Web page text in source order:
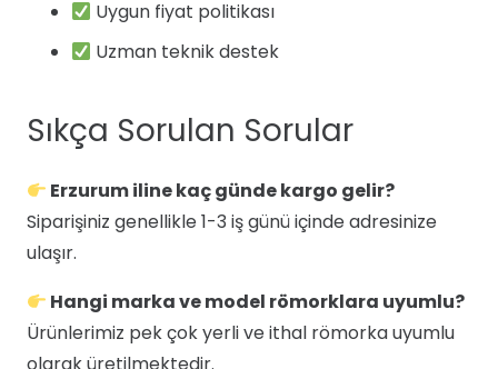
Uygun fiyat politikası
Uzman teknik destek
Sıkça Sorulan Sorular
Erzurum iline kaç günde kargo gelir?
Siparişiniz genellikle 1-3 iş günü içinde adresinize
ulaşır.
Hangi marka ve model römorklara uyumlu?
Ürünlerimiz pek çok yerli ve ithal römorka uyumlu